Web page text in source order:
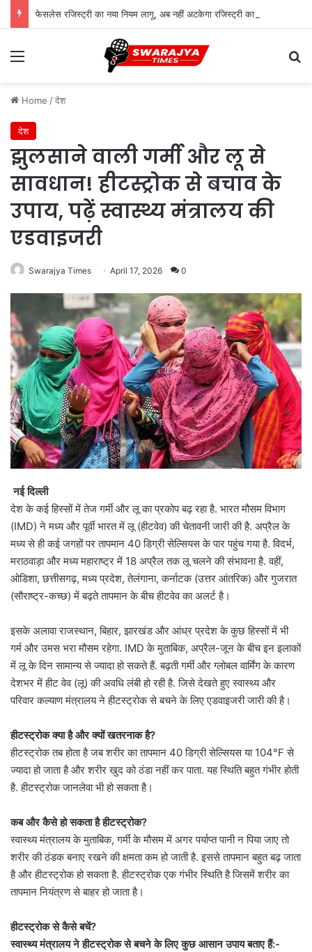
Menu
Home /देश
देश
झुलसाने वाली गर्मी और लू से
सावधान! हीटस्ट्रोक से बचाव के
उपाय, पढ़ें स्वास्थ्य मंत्रालय की
एडवाइजरी
Swarajya Times April 17, 2026 0
नई दिल्ली
देश के कई हिस्सों में तेज गर्मी और लू का प्रकोप बढ़ रहा है. भारत मौसम विभाग
(IMD) ने मध्य और पूर्वी भारत में लू (हीटवेव) की चेतावनी जारी की है. अप्रैल के
मध्य से ही कई जगहों पर तापमान 40 डिग्री सेल्सियस के पार पहुंच गया है. विदर्भ,
मराठवाड़ा और मध्य महाराष्ट्र में 18 अप्रैल तक लू चलने की संभावना है. वहीं,
ओडिशा, छत्तीसगढ़, मध्य प्रदेश, तेलंगाना, कर्नाटक (उत्तर आंतरिक) और गुजरात
(सौराष्ट्र-कच्छ) में बढ़ते तापमान के बीच हीटवेव का अलर्ट है।
इसके अलावा राजस्थान, बिहार, झारखंड और आंध्र प्रदेश के कुछ हिस्सों में भी
गर्म और उमस भरा मौसम रहेगा. IMD के मुताबिक, अप्रैल-जून के बीच इन इलाकों
में लू के दिन सामान्य से ज्यादा हो सकते हैं. बढ़ती गर्मी और ग्लोबल वार्मिंग के कारण
देशभर में हीट वेव (लू) की अवधि लंबी हो रही है. जिसे देखते हुए स्वास्थ्य और
परिवार कल्याण मंत्रालय ने हीटस्ट्रोक से बचने के लिए एडवाइजरी जारी की है।
हीटस्ट्रोक क्या है और क्यों खतरनाक है?
हीटस्ट्रोक तब होता है जब शरीर का तापमान 40 डिग्री सेल्सियस या 104°F से
ज्यादा हो जाता है और शरीर खुद को ठंडा नहीं कर पाता. यह स्थिति बहुत गंभीर होती
है. हीटस्ट्रोक जानलेवा भी हो सकता है।
कब और कैसे हो सकता है हीटस्ट्रोक?
स्वास्थ्य मंत्रालय के मुताबिक, गर्मी के मौसम में अगर पर्याप्त पानी न पिया जाए तो
शरीर की ठंडक बनाए रखने की क्षमता कम हो जाती है. इससे तापमान बहुत बढ़ जाता
है और हीटस्ट्रोक हो सकता है. हीटस्ट्रोक एक गंभीर स्थिति है जिसमें शरीर का
तापमान नियंत्रण से बाहर हो जाता है।
हीटस्ट्रोक से कैसे बचें?
स्वास्थ्य मंत्रालय ने हीटस्ट्रोक से बचने के लिए कुछ आसान उपाय बताए हैं:-